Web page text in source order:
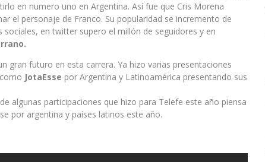
en numero uno en Argentina. Así fue que Cris Morena
el personaje de Franco. Su popularidad se incremento de
en twitter supero el millón de seguidores y en
gran futuro en esta carrera. Ya hizo varias presentaciones
JotaEsse por Argentina y Latinoamérica presentando sus
algunas participaciones que hizo para Telefe este año piensa
por argentina y países latinos este año.